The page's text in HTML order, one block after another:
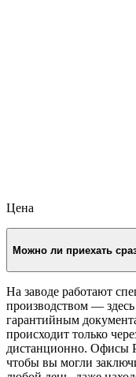
Цена
Можно ли приехать
На заводе работают
производством —
гарантийным
происходит только
дистанционно. Офисы
чтобы вы могли